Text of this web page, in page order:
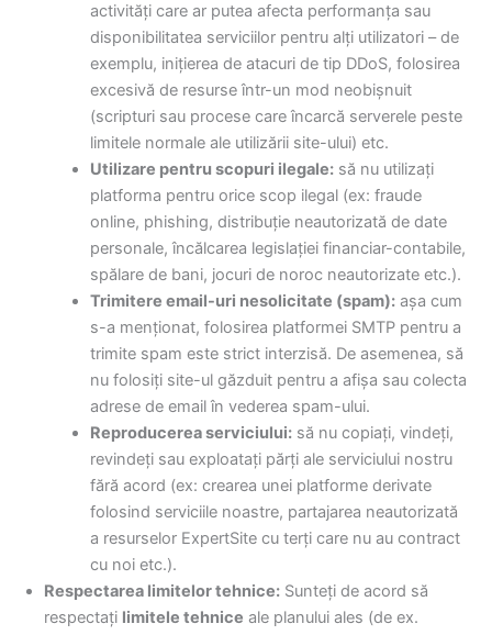
activități care ar putea afecta performanța sau
disponibilitatea serviciilor pentru alți utilizatori – de
exemplu, inițierea de atacuri de tip DDoS, folosirea
excesivă de resurse într-un mod neobișnuit
(scripturi sau procese care încarcă serverele peste
limitele normale ale utilizării site-ului) etc.
Utilizare pentru scopuri ilegale:să nu utilizați
platforma pentru orice scop ilegal (ex: fraude
online, phishing, distribuție neautorizată de date
personale, încălcarea legislației financiar-contabile,
spălare de bani, jocuri de noroc neautorizate etc.).
Trimitere email-uri nesolicitate (spam):așa cum
s-a menționat, folosirea platformei SMTP pentru a
trimite spam este strict interzisă. De asemenea, să
nu folosiți site-ul găzduit pentru a afișa sau colecta
adrese de email în vederea spam-ului.
Reproducerea serviciului:să nu copiați, vindeți,
revindeți sau exploatați părți ale serviciului nostru
fără acord (ex: crearea unei platforme derivate
folosind serviciile noastre, partajarea neautorizată
a resurselor ExpertSite cu terți care nu au contract
cu noi etc.).
Respectarea limitelor tehnice: Sunteți de acord să
respectați limitele tehnice ale planului ales (de ex.